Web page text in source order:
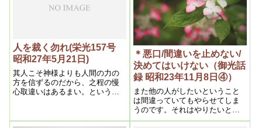
狐、狸、天狗、龍神等を的(ﾏﾄ)と
人を裁く勿れ(栄光157号
昭和27年5月21日)
其人こそ神様よりも人間の力の
方を信ずるのだから、之程の慢
心取違いはあるまい。というよ
で、間違った人に対しては、神
＊悪口/間違いを止めない/
決めてはいけない（御光話
録 昭和23年11月8日④）
また他の人がしたいということ
は間違っていてもやらせてしま
うのです。それはやりたいと思
っているとき注意してもなかな